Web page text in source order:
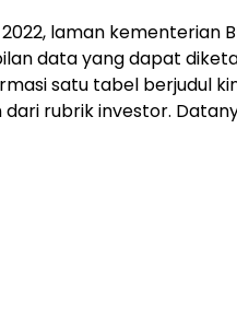
laman kementerian
data yang dapat
satu tabel berjudul
dari rubrik investor.